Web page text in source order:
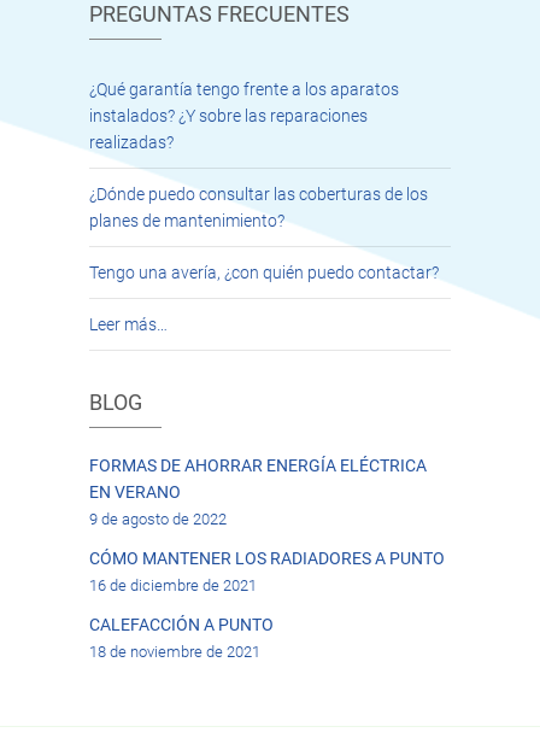
PREGUNTAS FRECUENTES
¿Qué garantía tengo frente a los aparatos
instalados? ¿Y sobre las reparaciones
realizadas?
¿Dónde puedo consultar las coberturas de los
planes de mantenimiento?
Tengo una avería, ¿con quién puedo contactar?
Leer más…
BLOG
FORMAS DE AHORRAR ENERGÍA ELÉCTRICA
EN VERANO
9 de agosto de 2022
CÓMO MANTENER LOS RADIADORES A PUNTO
16 de diciembre de 2021
CALEFACCIÓN A PUNTO
18 de noviembre de 2021